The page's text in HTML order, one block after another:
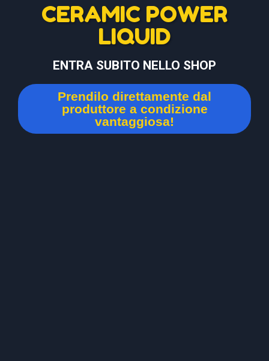
CERAMIC POWER
LIQUID
ENTRA SUBITO NELLO SHOP
Prendilo direttamente dal
produttore a condizione
vantaggiosa!